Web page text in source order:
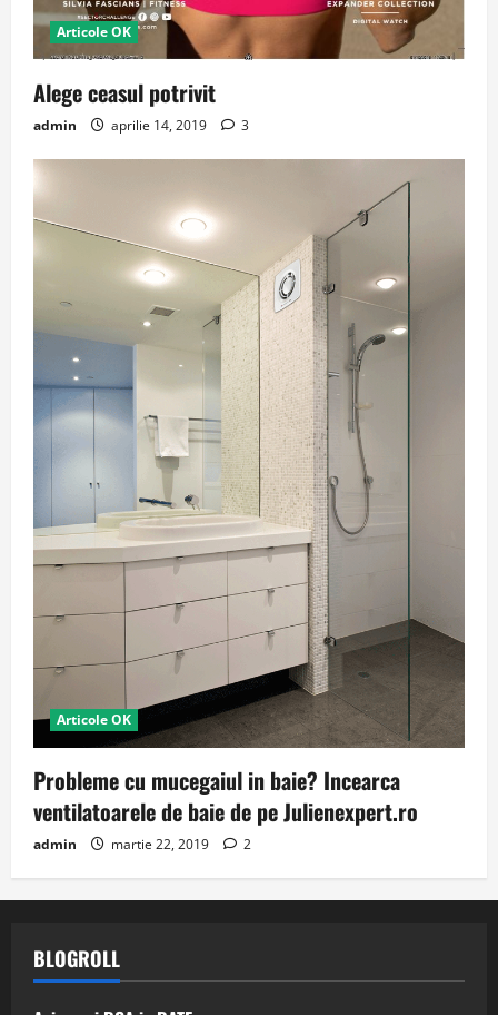
Articole OK
Alege ceasul potrivit
admin aprilie 14, 2019 3
Articole OK
Probleme cu mucegaiul in baie? Incearca
ventilatoarele de baie de pe Julienexpert.ro
admin martie 22, 2019 2
BLOGROLL